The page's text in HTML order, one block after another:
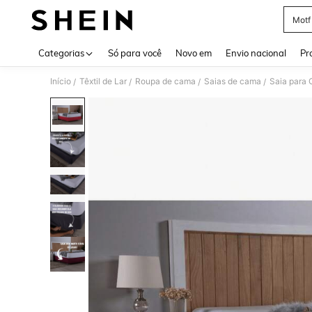
Motf
Categorias Só para você Novo em Envio nacional
Início / Têxtil de Lar / Roupa de cama / Saias de cama / Saia para